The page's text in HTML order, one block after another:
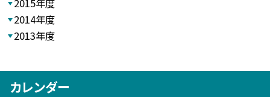
2015年度
2014年度
2013年度
カレンダー